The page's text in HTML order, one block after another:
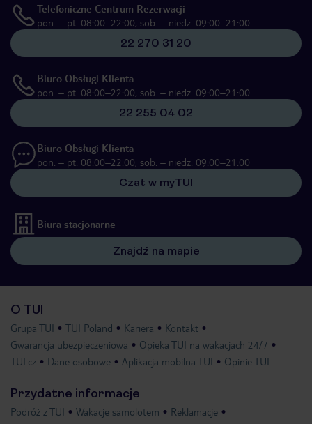
Telefoniczne Centrum Rezerwacji
pon. – pt. 08:00–22:00, sob. – niedz. 09:00–21:00
22 270 31 20
Biuro Obsługi Klienta
pon. – pt. 08:00–22:00, sob. – niedz. 09:00–21:00
22 255 04 02
Biuro Obsługi Klienta
pon. – pt. 08:00–22:00, sob. – niedz. 09:00–21:00
Czat w myTUI
Biura stacjonarne
Znajdź na mapie
O TUI
Grupa TUI TUI Poland Kariera
Kontakt
Gwarancja ubezpieczeniowa
Opieka TUI na wakacjach 24/7
TUI.cz
Dane osobowe Aplikacja mobilna TUI Opinie TUI
Przydatne informacje
Podróż z TUI Wakacje samolotem
Reklamacje